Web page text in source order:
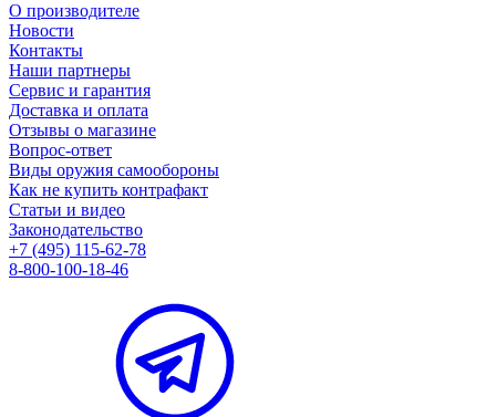
О производителе
Новости
Контакты
Наши партнеры
Сервис и гарантия
Доставка и оплата
Отзывы о магазине
Вопрос-ответ
Виды оружия самообороны
Как не купить контрафакт
Статьи и видео
Законодательство
+7 (495) 115-62-78
8-800-100-18-46